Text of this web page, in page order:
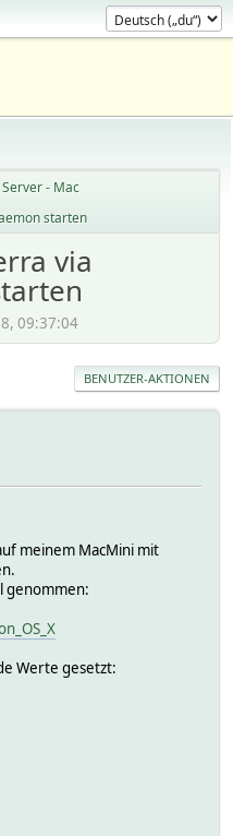
Server - Mac
starten
via
09:37:04
BENUTZER-AKTIONEN
meinem MacMini mit
genommen:
Werte gesetzt: